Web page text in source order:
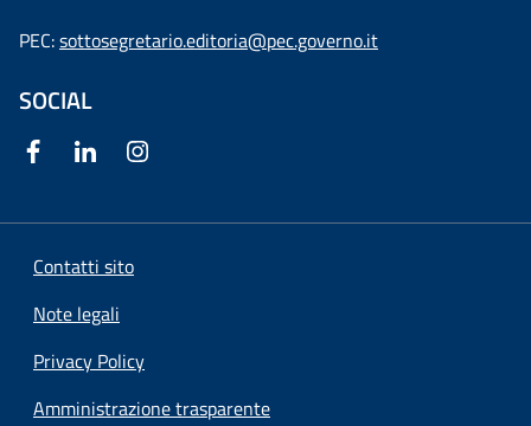
PEC:sottosegretario.editoria@pec.governo.it
SOCIAL
Contatti sito
Note legali
Privacy Policy
Amministrazione trasparente